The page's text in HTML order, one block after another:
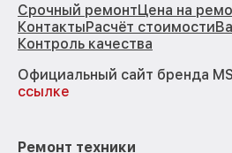
Срочный ремонтЦена на
КонтактыРасчёт стоимости
Контроль качества
Официальный сайт бренда
ссылке
Ремонт техники